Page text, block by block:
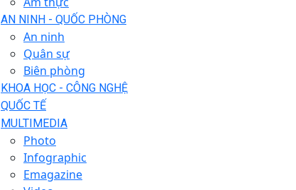
AN NINH - QUỐC PHÒNG
An ninh
Quân sự
Biên phòng
KHOA HỌC - CÔNG NGHỆ
QUỐC TẾ
MULTIMEDIA
Photo
Infographic
Emagazine